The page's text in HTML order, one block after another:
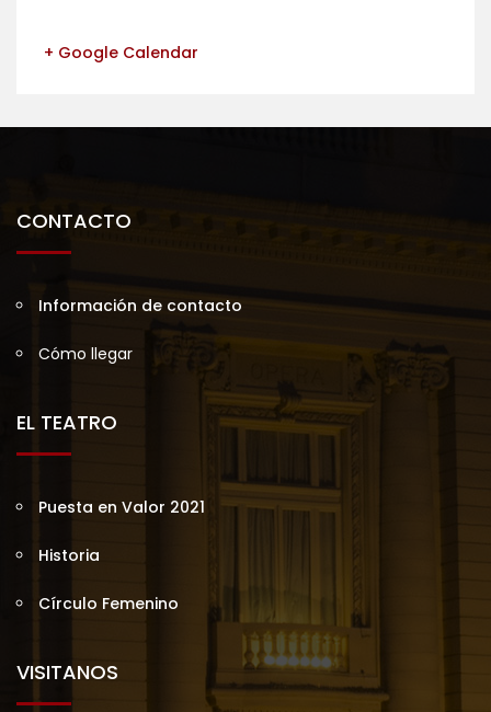
+ Google Calendar
CONTACTO
Información de contacto
Cómo llegar
EL TEATRO
Puesta en Valor 2021
Historia
Círculo Femenino
VISITANOS